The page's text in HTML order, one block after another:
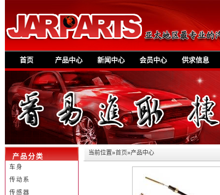
首页 产品中心 新闻中心 会员中心 供求信息
当前位置»首页»产品中心
产品分类
车身
传动系
传感器